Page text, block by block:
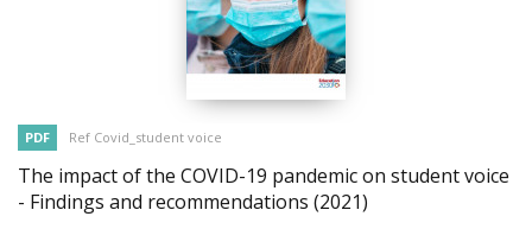
PDF Ref Covid_student voice
The impact of the COVID-19 pandemic on student voice
- Findings and recommendations (2021)